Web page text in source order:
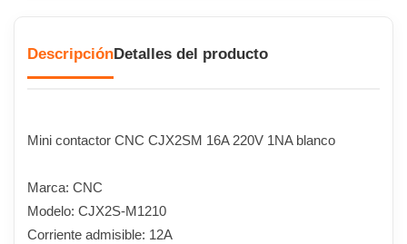
DescripciónDetalles del producto
Mini contactor CNC CJX2SM 16A 220V 1NA blanco
Marca: CNC
Modelo: CJX2S-M1210
Corriente admisible: 12A